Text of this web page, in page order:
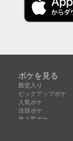
ボケを見る
殿堂入り
ピックアップボケ
人気ボケ
注目ボケ
急上昇ボケ